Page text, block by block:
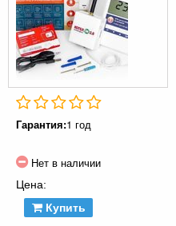
Гарантия:1 год
Нет в наличии
Цена:
Купить